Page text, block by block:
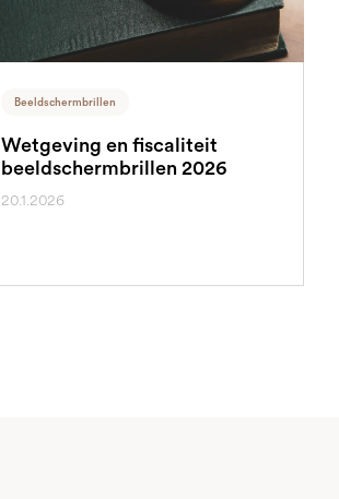
Beeldschermbrillen
Wetgeving en fiscaliteit
beeldschermbrillen 2026
20.1.2026